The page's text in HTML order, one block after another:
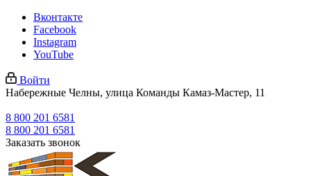
Вконтакте
Facebook
Instagram
YouTube
Войти
Набережные Челны, улица Команды Камаз-Мастер, 11
8 800 201 6581
8 800 201 6581
Заказать звонок